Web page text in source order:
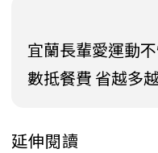
宜蘭長輩愛運動
數抵餐費 省越多
延伸閱讀